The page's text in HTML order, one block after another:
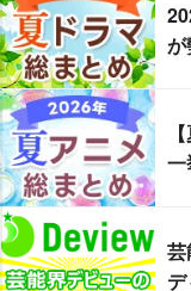
が
一